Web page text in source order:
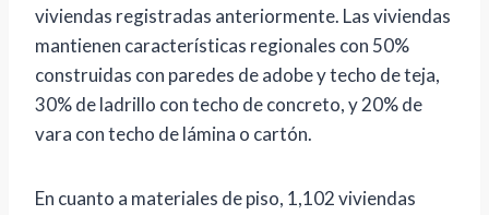
viviendas registradas anteriormente. Las viviendas
mantienen características regionales con 50%
construidas con paredes de adobe y techo de teja,
30% de ladrillo con techo de concreto, y 20% de
vara con techo de lámina o cartón.
En cuanto a materiales de piso, 1,102 viviendas